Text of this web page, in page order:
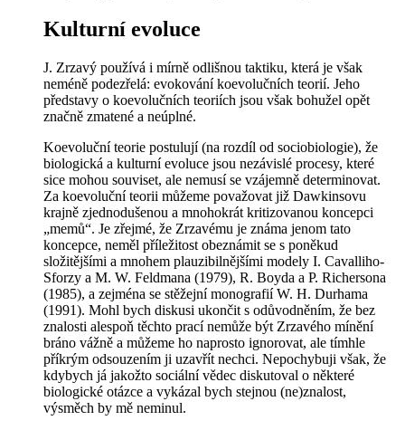
Kulturní evoluce
J. Zrzavý používá i mírně odlišnou taktiku, která je však
neméně podezřelá: evokování koevolučních teorií. Jeho
představy o koevolučních teoriích jsou však bohužel opět
značně zmatené a neúplné.
Koevoluční teorie postulují (na rozdíl od sociobiologie), že
biologická a kulturní evoluce jsou nezávislé procesy, které
sice mohou souviset, ale nemusí se vzájemně determinovat.
Za koevoluční teorii můžeme považovat již Dawkinsovu
krajně zjednodušenou a mnohokrát kritizovanou koncepci
„memů“. Je zřejmé, že Zrzavému je známa jenom tato
koncepce, neměl příležitost obeznámit se s poněkud
složitějšími a mnohem plauzibilnějšími modely I. Cavalliho-
Sforzy a M. W. Feldmana (1979), R. Boyda a P. Richersona
(1985), a zejména se stěžejní monografií W. H. Durhama
(1991). Mohl bych diskusi ukončit s odůvodněním, že bez
znalosti alespoň těchto prací nemůže být Zrzavého mínění
bráno vážně a můžeme ho naprosto ignorovat, ale tímhle
příkrým odsouzením ji uzavřít nechci. Nepochybuji však, že
kdybych já jakožto sociální vědec diskutoval o některé
biologické otázce a vykázal bych stejnou (ne)znalost,
výsměch by mě neminul.